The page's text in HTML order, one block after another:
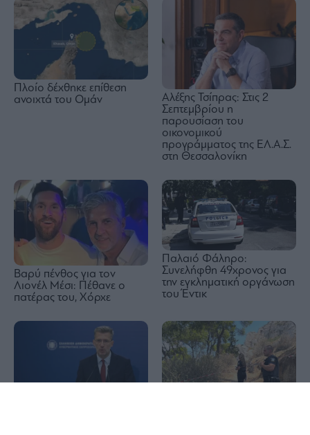
Πλοίο δέχθηκε επίθεση
ανοιχτά του Ομάν
Αλέξης Τσίπρας: Στις 2
Σεπτεμβρίου η
παρουσίαση του
οικονομικού
προγράμματος της ΕΛ.Α.Σ.
στη Θεσσαλονίκη
Βαρύ πένθος για τον
Λιονέλ Μέσι: Πέθανε ο
πατέρας του, Χόρχε
Παλαιό Φάληρο:
Συνελήφθη 49χρονος για
την εγκληματική οργάνωση
του Έντικ